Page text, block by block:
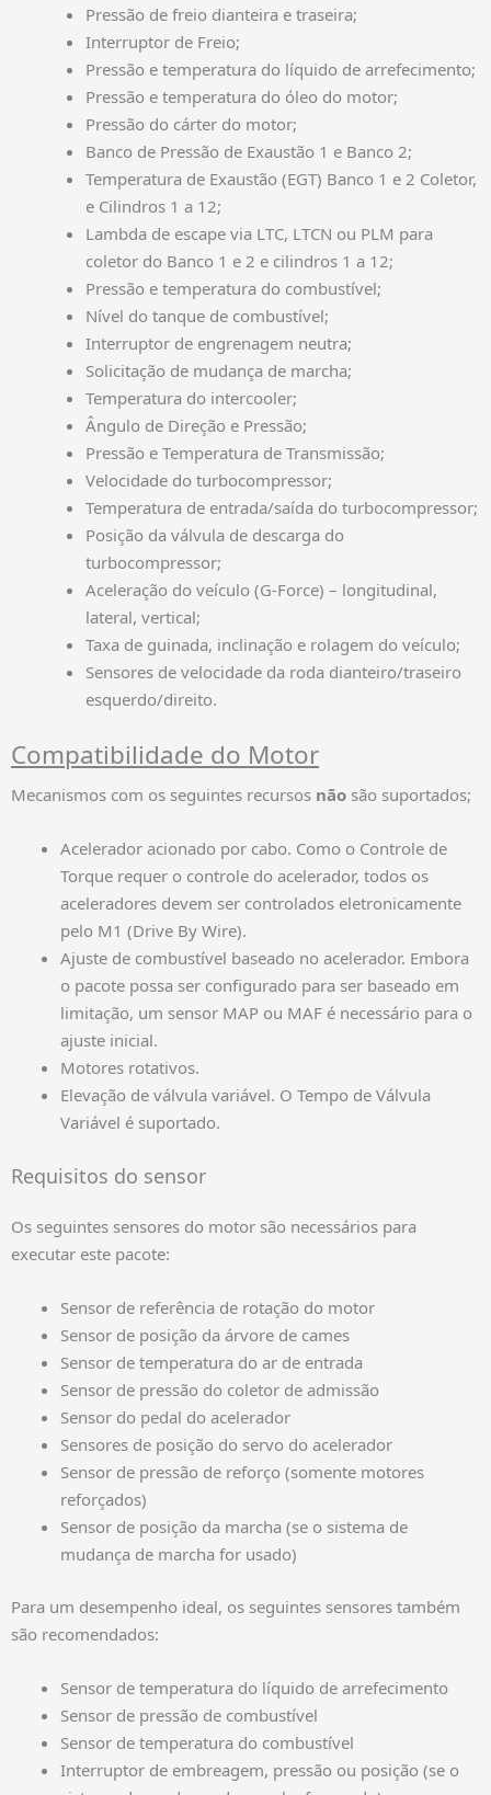
Pressão de freio dianteira e traseira;
Interruptor de Freio;
Pressão e temperatura do líquido de arrefecimento;
Pressão e temperatura do óleo do motor;
Pressão do cárter do motor;
Banco de Pressão de Exaustão 1 e Banco 2;
Temperatura de Exaustão (EGT) Banco 1 e 2 Coletor,
e Cilindros 1 a 12;
Lambda de escape via LTC, LTCN ou PLM para
coletor do Banco 1 e 2 e cilindros 1 a 12;
Pressão e temperatura do combustível;
Nível do tanque de combustível;
Interruptor de engrenagem neutra;
Solicitação de mudança de marcha;
Temperatura do intercooler;
Ângulo de Direção e Pressão;
Pressão e Temperatura de Transmissão;
Velocidade do turbocompressor;
Temperatura de entrada/saída do turbocompressor;
Posição da válvula de descarga do
turbocompressor;
Aceleração do veículo (G-Force) – longitudinal,
lateral, vertical;
Taxa de guinada, inclinação e rolagem do veículo;
Sensores de velocidade da roda dianteiro/traseiro
esquerdo/direito.
Compatibilidade do Motor
Mecanismos com os seguintes recursos não são suportados;
Acelerador acionado por cabo. Como o Controle de
Torque requer o controle do acelerador, todos os
aceleradores devem ser controlados eletronicamente
pelo M1 (Drive By Wire).
Ajuste de combustível baseado no acelerador. Embora
o pacote possa ser configurado para ser baseado em
limitação, um sensor MAP ou MAF é necessário para o
ajuste inicial.
Motores rotativos.
Elevação de válvula variável. O Tempo de Válvula
Variável é suportado.
Requisitos do sensor
Os seguintes sensores do motor são necessários para
executar este pacote:
Sensor de referência de rotação do motor
Sensor de posição da árvore de cames
Sensor de temperatura do ar de entrada
Sensor de pressão do coletor de admissão
Sensor do pedal do acelerador
Sensores de posição do servo do acelerador
Sensor de pressão de reforço (somente motores
reforçados)
Sensor de posição da marcha (se o sistema de
mudança de marcha for usado)
Para um desempenho ideal, os seguintes sensores também
são recomendados:
Sensor de temperatura do líquido de arrefecimento
Sensor de pressão de combustível
Sensor de temperatura do combustível
Interruptor de embreagem, pressão ou posição (se o